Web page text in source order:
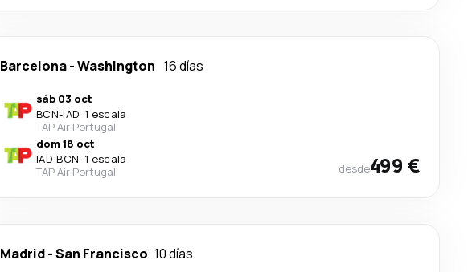
Barcelona-Washington 16 días
sáb 03 oct
BCN-IAD· 1 escala
TAP Air Portugal
dom 18 oct
IAD-BCN· 1 escala
TAP Air Portugal
desde499 €
Madrid-San Francisco 10 días